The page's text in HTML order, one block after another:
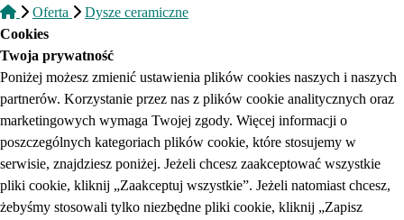
Oferta
Dysze ceramiczne
Cookies
Twoja prywatność
Poniżej możesz zmienić ustawienia plików cookies naszych i naszych
partnerów. Korzystanie przez nas z plików cookie analitycznych oraz
marketingowych wymaga Twojej zgody. Więcej informacji o
poszczególnych kategoriach plików cookie, które stosujemy w
serwisie, znajdziesz poniżej. Jeżeli chcesz zaakceptować wszystkie
pliki cookie, kliknij „Zaakceptuj wszystkie”. Jeżeli natomiast chcesz,
żebyśmy stosowali tylko niezbędne pliki cookie, kliknij „Zapisz